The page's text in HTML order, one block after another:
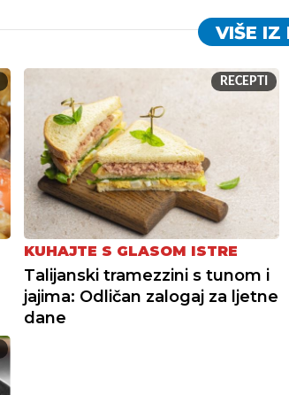
VIŠE IZ
RECEPTI
KUHAJTE S GLASOM ISTRE
Talijanski tramezzini s tunom i
jajima: Odličan zalogaj za ljetne
dane